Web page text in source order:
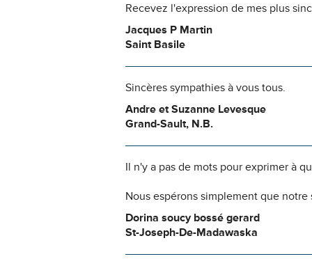
Recevez l'expression de mes plus
Jacques P Martin
Saint Basile
Sincères sympathies à vous tous.
Andre et Suzanne Levesque
Grand-Sault, N.B.
Il n'y a pas de mots pour exprimer à
Nous espérons simplement que
Dorina soucy bossé gerard
St-Joseph-De-Madawaska